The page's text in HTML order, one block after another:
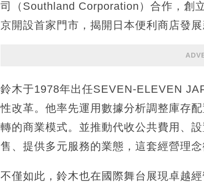
司（Southland Corporation）合作，創
京開設首家門市，揭開日本便利商店發展
鈴木于1978年出任SEVEN-ELEVEN
性改革。他率先運用數據分析調整庫存
轉的商業模式。並推動代收公共費用、
售、提供多元服務的業態，這套經營理
不僅如此，鈴木也在國際舞台展現卓越